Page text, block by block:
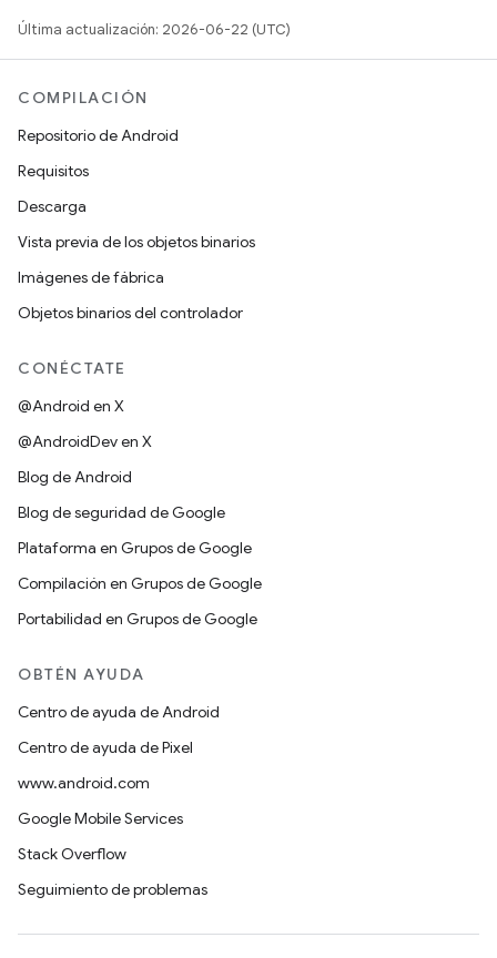
Última actualización: 2026-06-22 (UTC)
COMPILACIÓN
Repositorio de Android
Requisitos
Descarga
Vista previa de los objetos binarios
Imágenes de fábrica
Objetos binarios del controlador
CONÉCTATE
@Android en X
@AndroidDev en X
Blog de Android
Blog de seguridad de Google
Plataforma en Grupos de Google
Compilación en Grupos de Google
Portabilidad en Grupos de Google
OBTÉN AYUDA
Centro de ayuda de Android
Centro de ayuda de Pixel
www.android.com
Google Mobile Services
Stack Overflow
Seguimiento de problemas